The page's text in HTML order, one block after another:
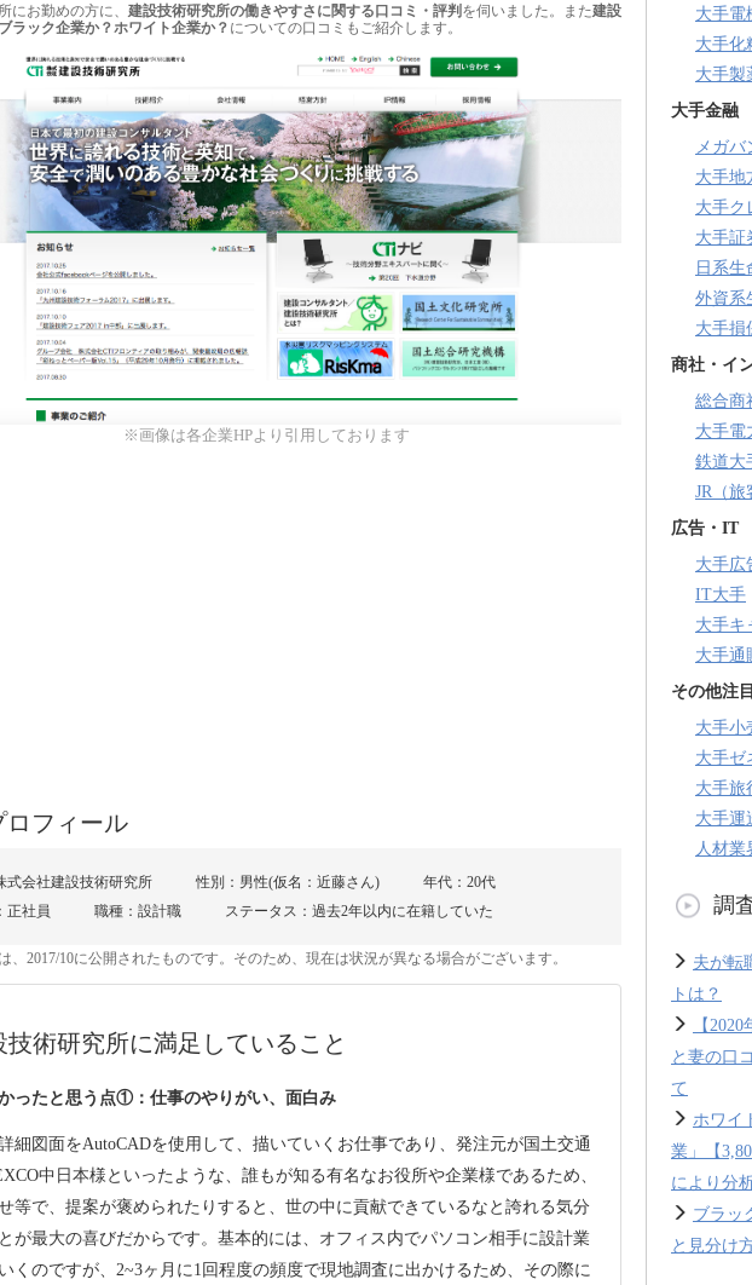
にお勤めの方に、 建設技術研究所の働きやすさに関する口コミ・評判 を伺いました。また建設
ラック企業か？ホワイト企業か？ についての口コミもご紹介します。
※画像は各企業HPより引用しております
ロフィール
式会社建設技術研究所 性別：男性(仮名：近藤さん)
年代：20代
正社員
職種：設計職 ステータス：過去2年以内に在籍していた
、2017/10に公開されたものです。そのため、現在は状況が異なる場合がございます。
技術研究所に満足していること
ったと思う点①：仕事のやりがい、面白み
細図面をAutoCADを使用して、描いていくお仕事であり、発注元が国土交通
中日本様といったような、誰もが知る有名なお役所や企業様であるため、
等で、提案が褒められたりすると、世の中に貢献できているなと誇れる気分
が最大の喜びだからです。基本的には、オフィス内でパソコン相手に設計業
くのですが、2~3ヶ月に1回程度の頻度で現地調査に出かけるため、その際に
大手電
大手化
大手製
大手金融
メガバ
大手地
大手ク
大手証
日系生
外資系
大手損
商社・イ
総合商
大手電
鉄道大
JR（旅
広告・IT
大手広
IT大手
大手キ
大手通
その他注
大手小
大手ゼ
大手旅
大手運
人材業
調
夫が転
トは？
【
と妻の口
て
ホワイ
業」【
により分
ブラッ
と見分け